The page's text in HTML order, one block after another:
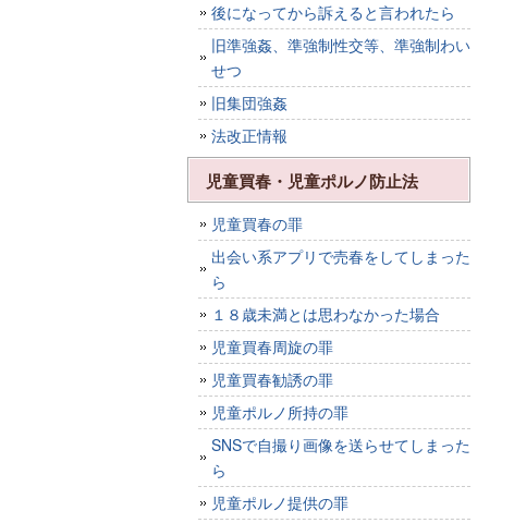
後になってから訴えると言われたら
旧準強姦、準強制性交等、準強制わい
せつ
旧集団強姦
法改正情報
児童買春・児童ポルノ防止法
児童買春の罪
出会い系アプリで売春をしてしまった
ら
１８歳未満とは思わなかった場合
児童買春周旋の罪
児童買春勧誘の罪
児童ポルノ所持の罪
SNSで自撮り画像を送らせてしまった
ら
児童ポルノ提供の罪